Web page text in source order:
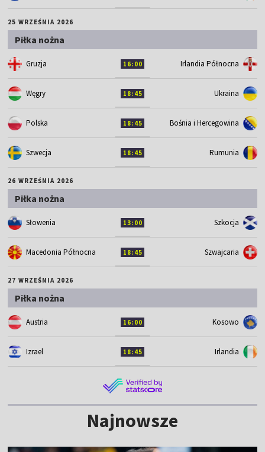
25 WRZEŚNIA 2026
Piłka nożna
Gruzja 16:00 Irlandia Północna
Węgry 18:45 Ukraina
Polska 18:45 Bośnia i Hercegowina
Szwecja 18:45 Rumunia
26 WRZEŚNIA 2026
Piłka nożna
Słowenia 13:00 Szkocja
Macedonia Północna 18:45 Szwajcaria
27 WRZEŚNIA 2026
Piłka nożna
Austria 16:00 Kosowo
Izrael 18:45 Irlandia
Najnowsze